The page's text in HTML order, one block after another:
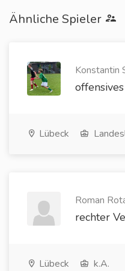
Ähnliche Spieler
Konstantin
Lübeck
Roman
rechter
Lübeck k.A.